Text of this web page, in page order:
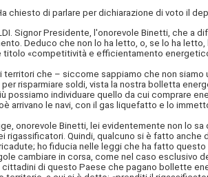
chiesto di parlare per dichiarazione di voto il
Signor Presidente, l'onorevole Binetti, che a
Deduco che non lo ha letto, o, se lo ha
titolo «competitività e efficientamento
che – siccome sappiamo che non siamo
risparmiare soldi, vista la nostra bolletta
possiamo individuare quello da cui comprare
arrivano le navi, con il gas liquefatto e lo
onorevole Binetti, lei evidentemente non lo sa
rigassificatori. Quindi, qualcuno si è fatto
ho fiducia nelle leggi che ha fatto
cambiare in corsa, come nel caso esclusivo
di questo Paese che pagano bollette